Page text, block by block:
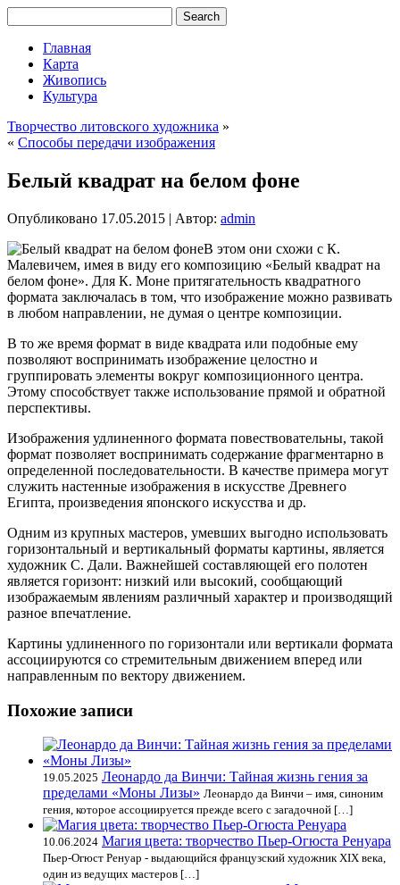
Главная
Карта
Живопись
Культура
Творчество литовского художника »
« Способы передачи изображения
Белый квадрат на белом фоне
Опубликовано 17.05.2015 | Автор: admin
В этом они схожи с К.
Малевичем, имея в виду его композицию «Белый квадрат на
белом фоне». Для К. Моне притягательность квадратного
формата заключалась в том, что изображение можно развивать
в любом направлении, не думая о центре композиции.
В то же время формат в виде квадрата или подобные ему
позволяют воспринимать изображение целостно и
группировать элементы вокруг композиционного центра.
Этому способствует также использование прямой и обратной
перспективы.
Изображения удлиненного формата повествовательны, такой
формат позволяет воспринимать содержание фрагментарно в
определенной последовательности. В качестве примера могут
служить настенные изображения в искусстве Древнего
Египта, произведения японского искусства и др.
Одним из крупных мастеров, умевших выгодно использовать
горизонтальный и вертикальный форматы картины, является
художник С. Дали. Важнейшей составляющей его полотен
является горизонт: низкий или высокий, сообщающий
изображаемым явлениям различный характер и производящий
разное впечатление.
Картины удлиненного по горизонтали или вертикали формата
ассоциируются со стремительным движением вперед или
направленным по вектору движением.
Похожие записи
19.05.2025 Леонардо да Винчи: Тайная жизнь гения за
пределами «Моны Лизы» Леонардо да Винчи – имя, синоним
гения, которое ассоциируется прежде всего с загадочной […]
10.06.2024 Магия цвета: творчество Пьер-Огюста Ренуара
Пьер-Огюст Ренуар - выдающийся французский художник XIX века,
один из ведущих мастеров […]